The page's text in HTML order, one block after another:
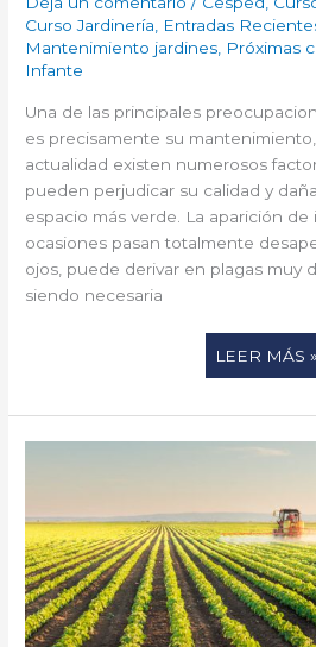
Curso Jardinería, Entradas
Mantenimiento jardines, Próximas
Infante
Una de las principales
es precisamente su
actualidad existen numerosos
pueden perjudicar su calidad y
espacio más verde. La aparición
ocasiones pasan totalmente
ojos, puede derivar en plagas muy
siendo necesaria
LEER MÁS »
¿CUÁLES
DE
LOS